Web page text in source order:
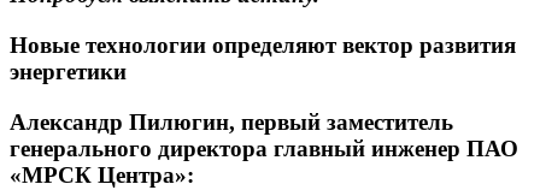
Новые технологии определяют вектор развития
энергетики
Александр Пилюгин, первый заместитель
генерального директора главный инженер ПАО
«МРСК Центра»: